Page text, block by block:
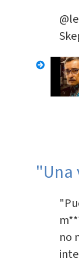
"Una
no